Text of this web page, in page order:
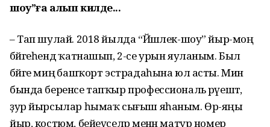
шоу”ға алып килде...
– Тап шулай. 2018 йылда “Йәшлек-шоу” йыр-моң
бәйгеһендә ҡатнашып, 2-cе урын яуланым. Был
бәйге миңә башҡорт эстрадаһына юл асты. Мин
бында беренсе тапҡыр профессиональ рәүештә,
ҙур йырсылар һымаҡ сығыш яһаным. Өр-яңы
йыр, костюм, бейеүселәр менән матур номер